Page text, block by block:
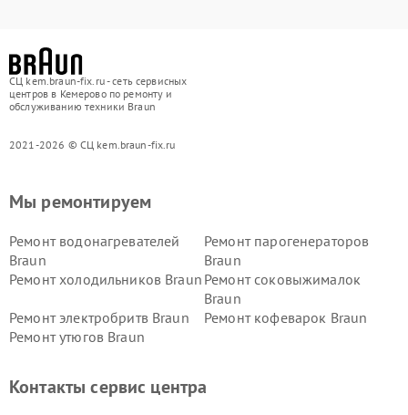
СЦ kem.braun-fix.ru - сеть сервисных
центров в Кемерово по ремонту и
обслуживанию техники Braun
2021-2026 © СЦ kem.braun-fix.ru
Мы ремонтируем
Ремонт водонагревателей
Braun
Ремонт парогенераторов
Braun
Ремонт холодильников Braun Ремонт соковыжималок
Braun
Ремонт электробритв Braun
Ремонт кофеварок Braun
Ремонт утюгов Braun
Контакты сервис центра